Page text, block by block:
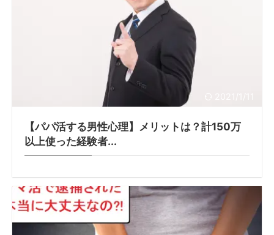
【パパ活する男性心理】メリットは？計150万
以上使った経験者...